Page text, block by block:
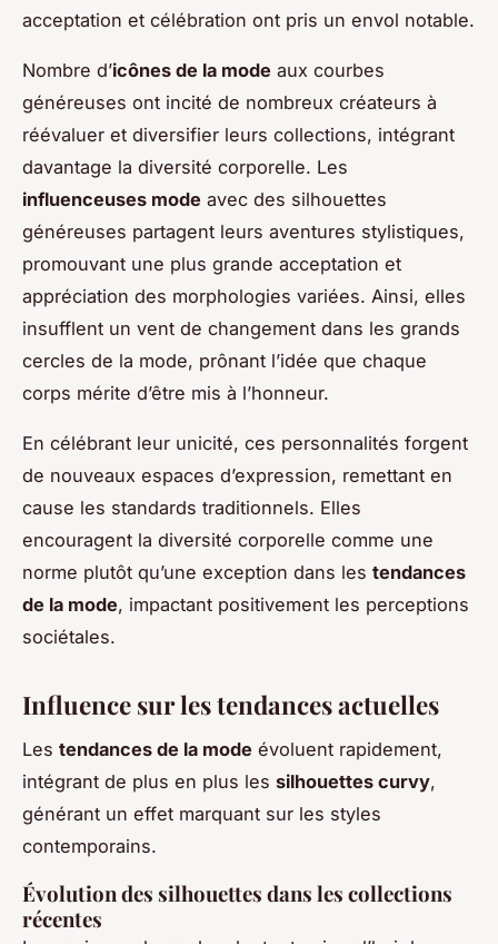
acceptation et célébration ont pris un envol notable.
Nombre d’icônes de la mode aux courbes
généreuses ont incité de nombreux créateurs à
réévaluer et diversifier leurs collections, intégrant
davantage la diversité corporelle. Les
influenceuses mode avec des silhouettes
généreuses partagent leurs aventures stylistiques,
promouvant une plus grande acceptation et
appréciation des morphologies variées. Ainsi, elles
insufflent un vent de changement dans les grands
cercles de la mode, prônant l’idée que chaque
corps mérite d’être mis à l’honneur.
En célébrant leur unicité, ces personnalités forgent
de nouveaux espaces d’expression, remettant en
cause les standards traditionnels. Elles
encouragent la diversité corporelle comme une
norme plutôt qu’une exception dans les tendances
de la mode, impactant positivement les perceptions
sociétales.
Influence sur les tendances actuelles
Les tendances de la mode évoluent rapidement,
intégrant de plus en plus les silhouettes curvy,
générant un effet marquant sur les styles
contemporains.
Évolution des silhouettes dans les collections
récentes